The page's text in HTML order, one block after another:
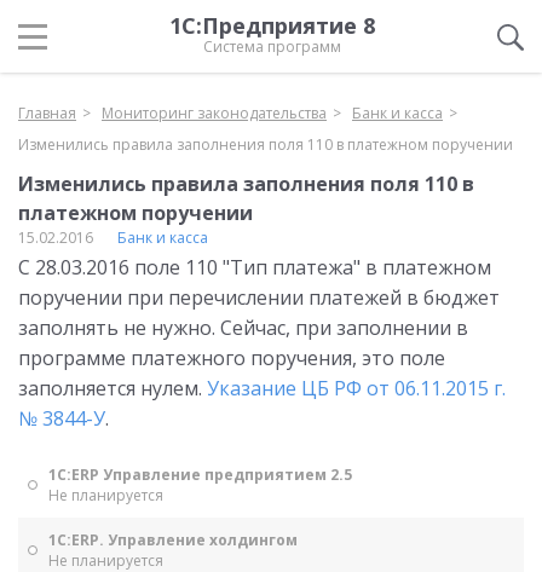
1С:Предприятие 8
Система программ
Главная Мониторинг законодательства
Банк и касса
Изменились правила заполнения поля 110 в платежном поручении
Изменились правила заполнения поля 110 в
платежном поручении
15.02.2016 Банк и касса
С 28.03.2016 поле 110 "Тип платежа" в платежном
поручении при перечислении платежей в бюджет
заполнять не нужно. Сейчас, при заполнении в
программе платежного поручения, это поле
заполняется нулем. Указание ЦБ РФ от 06.11.2015 г.
№ 3844-У.
1С:ERP Управление предприятием 2.5
Не планируется
1С:ERP. Управление холдингом
Не планируется